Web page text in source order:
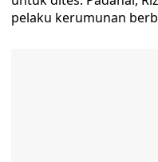
pelaku kerumunan